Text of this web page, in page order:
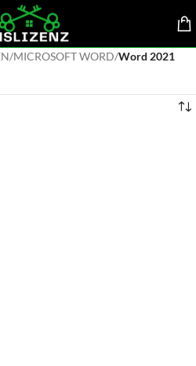
/MICROSOFT WORD/Word 2021